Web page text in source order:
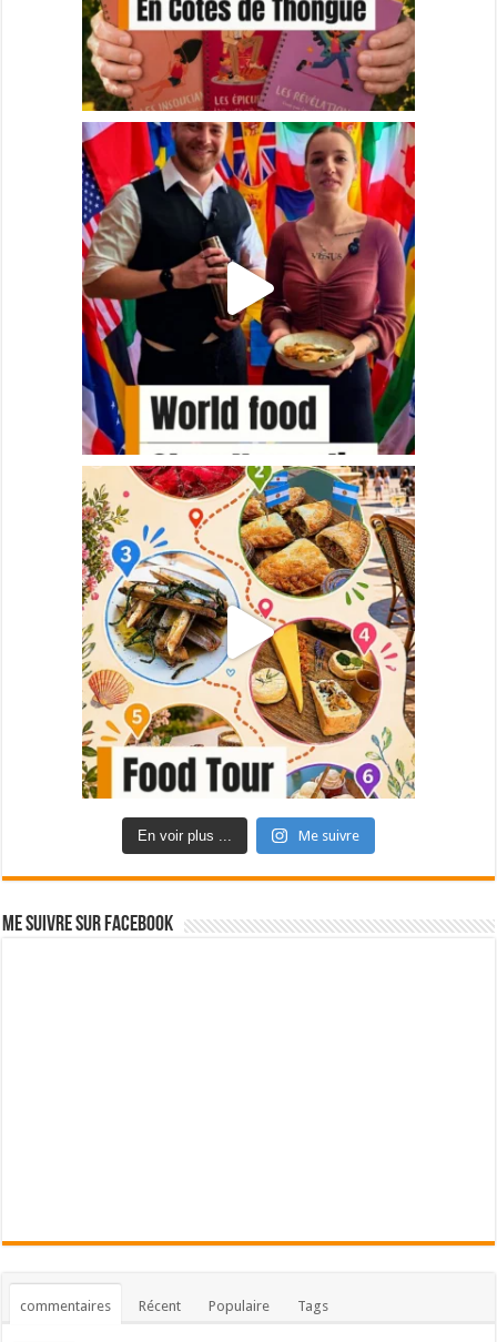
En voir plus ... Me suivre
Me suivre sur Facebook
commentaires Récent Populaire Tags